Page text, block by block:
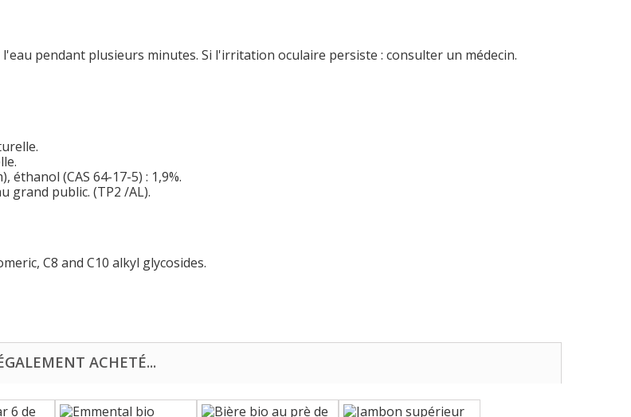
l'eau pendant plusieurs minutes. Si l'irritation oculaire persiste : consulter un médecin.
éthanol (CAS 64-17-5) : 1,9%.
grand public. (TP2 /AL).
C8 and C10 alkyl glycosides.
ACHETÉ...